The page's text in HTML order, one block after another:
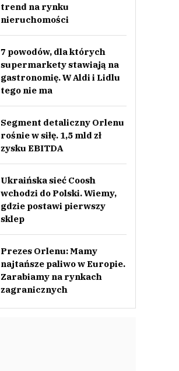
trend na rynku
nieruchomości
7 powodów, dla których
supermarkety stawiają na
gastronomię. W Aldi i Lidlu
tego nie ma
Segment detaliczny Orlenu
rośnie w siłę. 1,5 mld zł
zysku EBITDA
Ukraińska sieć Coosh
wchodzi do Polski. Wiemy,
gdzie postawi pierwszy
sklep
Prezes Orlenu: Mamy
najtańsze paliwo w Europie.
Zarabiamy na rynkach
zagranicznych